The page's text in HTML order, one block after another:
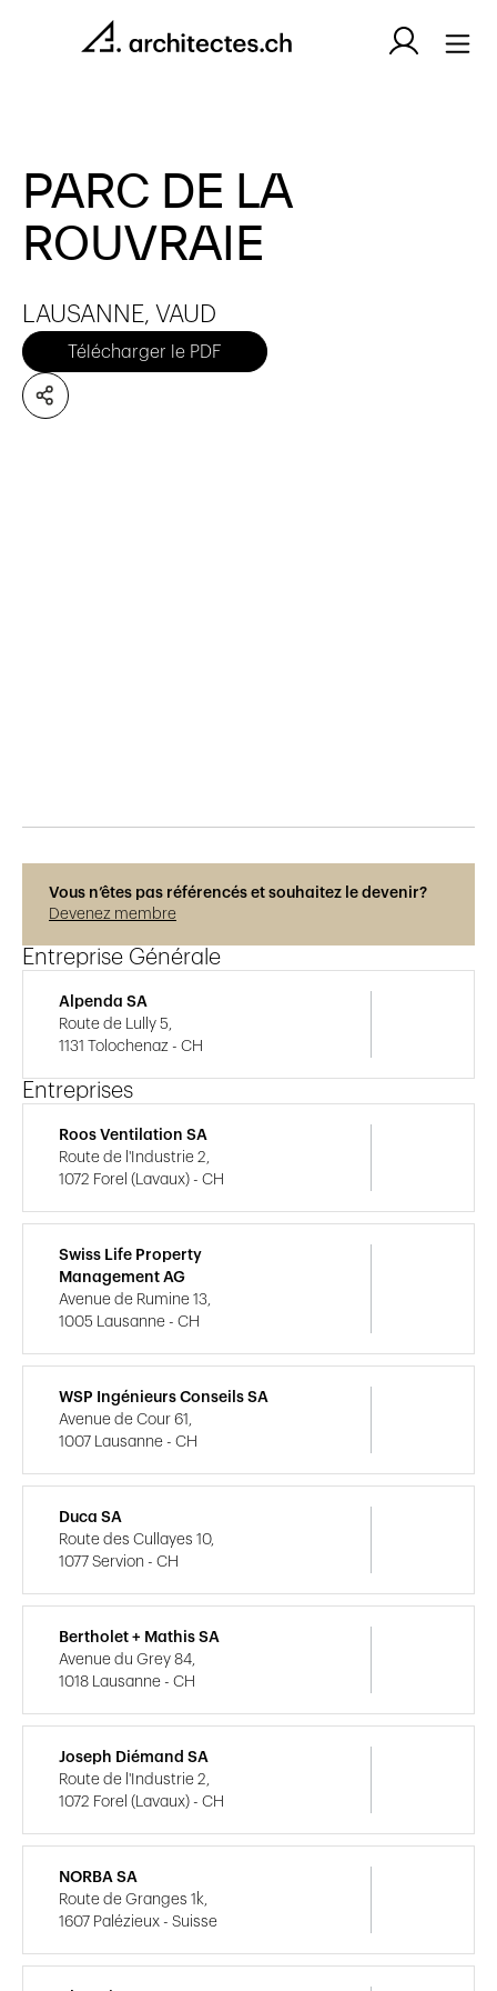
PARC DE LA
ROUVRAIE
LAUSANNE, VAUD
Télécharger le PDF
Vous n’êtes pas référencés et souhaitez le devenir?
Devenez membre
Entreprise Générale
Alpenda SA
Route de Lully 5,
1131 Tolochenaz - CH
Entreprises
Roos Ventilation SA
Route de l'Industrie 2,
1072 Forel (Lavaux) - CH
Swiss Life Property
Management AG
Avenue de Rumine 13,
1005 Lausanne - CH
WSP Ingénieurs Conseils SA
Avenue de Cour 61,
1007 Lausanne - CH
Duca SA
Route des Cullayes 10,
1077 Servion - CH
Bertholet + Mathis SA
Avenue du Grey 84,
1018 Lausanne - CH
Joseph Diémand SA
Route de l'Industrie 2,
1072 Forel (Lavaux) - CH
NORBA SA
Route de Granges 1k,
1607 Palézieux - Suisse